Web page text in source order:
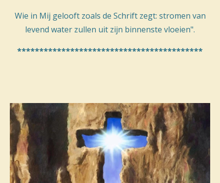
Wie in Mij gelooft zoals de Schrift zegt: stromen van
levend water zullen uit zijn binnenste vloeien".
******************************************